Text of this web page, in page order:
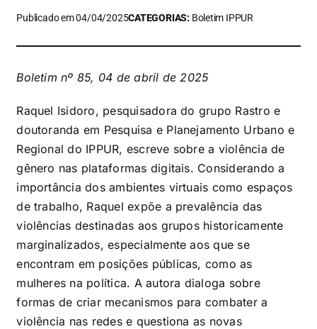
Publicado em 04/04/2025CATEGORIAS: Boletim IPPUR
Boletim nº 85, 04 de abril de 2025
Raquel Isidoro, pesquisadora do grupo Rastro e
doutoranda em Pesquisa e Planejamento Urbano e
Regional do IPPUR, escreve sobre a violência de
gênero nas plataformas digitais. Considerando a
importância dos ambientes virtuais como espaços
de trabalho, Raquel expõe a prevalência das
violências destinadas aos grupos historicamente
marginalizados, especialmente aos que se
encontram em posições públicas, como as
mulheres na política. A autora dialoga sobre
formas de criar mecanismos para combater a
violência nas redes e questiona as novas